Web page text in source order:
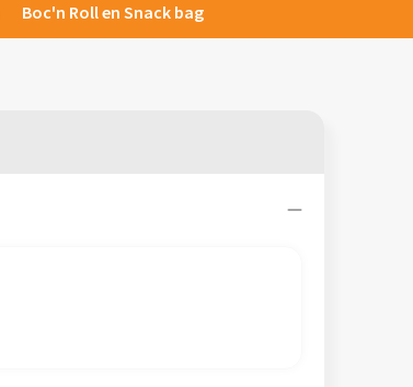
Boc'n Roll en Snack bag